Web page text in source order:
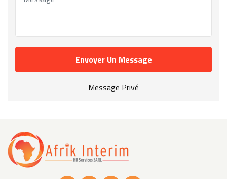
Envoyer Un Message
Message Privé